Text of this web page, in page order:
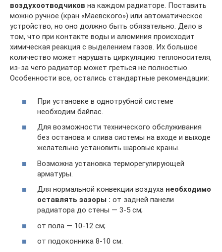
воздухоотводчиков на каждом радиаторе. Поставить
можно ручное (кран «Маевского») или автоматическое
устройство, но оно должно быть обязательно. Дело в
том, что при контакте воды и алюминия происходит
химическая реакция с выделением газов. Их большое
количество может нарушать циркуляцию теплоносителя,
из-за чего радиатор может греться не полностью.
Особенности все, остались стандартные рекомендации:
При установке в однотрубной системе
необходим байпас.
Для возможности технического обслуживания
без останова и слива системы на входе и выходе
желательно установить шаровые краны.
Возможна установка терморегулирующей
арматуры.
Для нормальной конвекции воздуха необходимо
оставлять зазоры : от задней панели
радиатора до стены — 3-5 см;
от пола — 10-12 см;
от подоконника 8-10 см.